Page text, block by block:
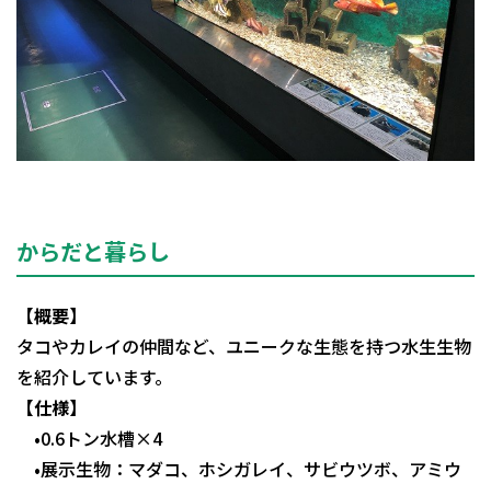
からだと暮らし
【概要】
タコやカレイの仲間など、ユニークな生態を持つ水生生物
を紹介しています。
【仕様】
•0.6トン水槽×4
•展示生物：マダコ、ホシガレイ、サビウツボ、アミウ